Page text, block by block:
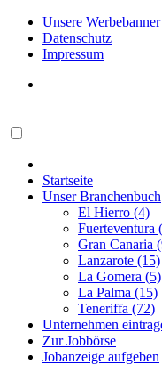
Unsere Werbebanner
Datenschutz
Impressum
Startseite
Unser Branchenbuch
El Hierro (4)
Fuerteventura
Gran Canaria
Lanzarote (15)
La Gomera (5)
La Palma (15)
Teneriffa (72)
Unternehmen
Zur Jobbörse
Jobanzeige aufgeben